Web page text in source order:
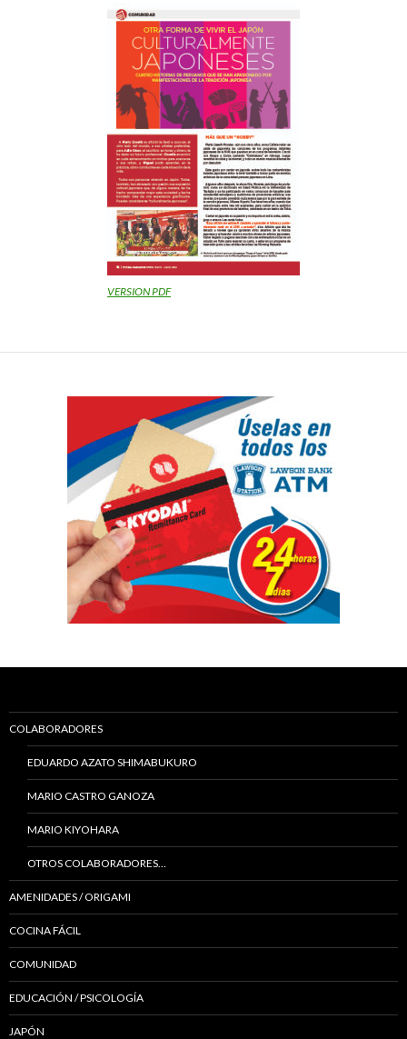
VERSION PDF
COLABORADORES
EDUARDO AZATO SHIMABUKURO
MARIO CASTRO GANOZA
MARIO KIYOHARA
OTROS COLABORADORES…
AMENIDADES / ORIGAMI
COCINA FÁCIL
COMUNIDAD
EDUCACIÓN / PSICOLOGÍA
JAPÓN